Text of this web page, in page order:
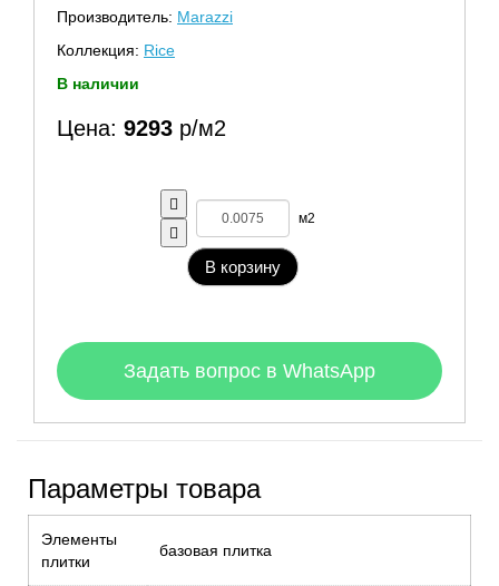
Производитель: Marazzi
Коллекция: Rice
В наличии
Цена: 9293 р/м2
м2
В корзину
Задать вопрос в WhatsApp
Параметры товара
Элементы
плитки
базовая плитка